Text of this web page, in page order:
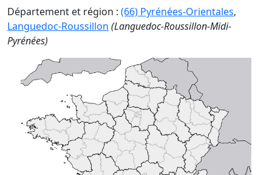
Département et région : (66) Pyrénées-Orientales,
Languedoc-Roussillon (Languedoc-Roussillon-Midi-
Pyrénées)